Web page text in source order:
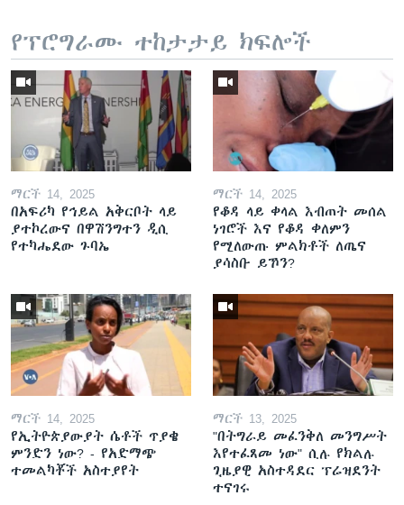
የፕሮግራሙ ተከታታይ ክፍሎች
ማርች 14, 2025
በአፍሪካ የኅይል አቅርቦት ላይ
ያተኮረውና በዋሽንግተን ዲሲ
የተካሔደው ጉባኤ
ማርች 14, 2025
የቆዳ ላይ ቀላል እብጠት መሰል
ነገሮች እና የቆዳ ቀለምን
የሚለውጡ ምልክቶች ለጤና
ያሳስቡ ይኾን?
ማርች 14, 2025
የኢትዮጵያውያት ሴቶች ጥያቄ
ምንድን ነው? - የአድማጭ
ተመልካቾች አስተያየት
ማርች 13, 2025
"በትግራይ መፈንቅለ መንግሥት
እየተፈጸመ ነው" ሲሉ የክልሉ
ጊዜያዊ አስተዳደር ፕሬዝደንት
ተናገሩ